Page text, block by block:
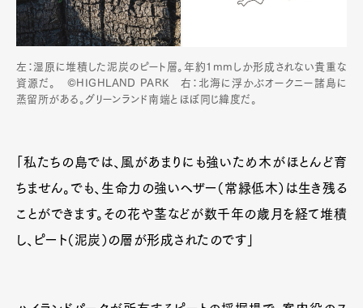
左：湿原に堆積した泥炭のピート層。年約1mmしか形成されない貴重な
資源だ。 ©HIGHLAND PARK 右：北海に浮かぶオークニー諸島に
蒸留所がある。グリーンランド南端とほぼ同じ緯度だ。
「私たちの島では、風があまりにも強いため木がほとんど育
ちません。でも、生命力の強いヘザー（常緑低木）は生き残る
ことができます。その花や茎などが数千年の歳月を経て堆積
し、ピート（泥炭）の層が形成されたのです」